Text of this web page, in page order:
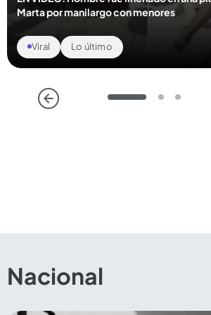
Marta por manilargo con menores
Viral Lo último
1 2 3
Nacional